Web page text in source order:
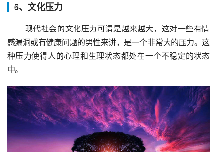
6、文化压力
感漏洞或有健康问题的男性来讲，是一个非常大的压力。这
种压力使得人的心理和生理状态都处在一个不稳定的状态
中。